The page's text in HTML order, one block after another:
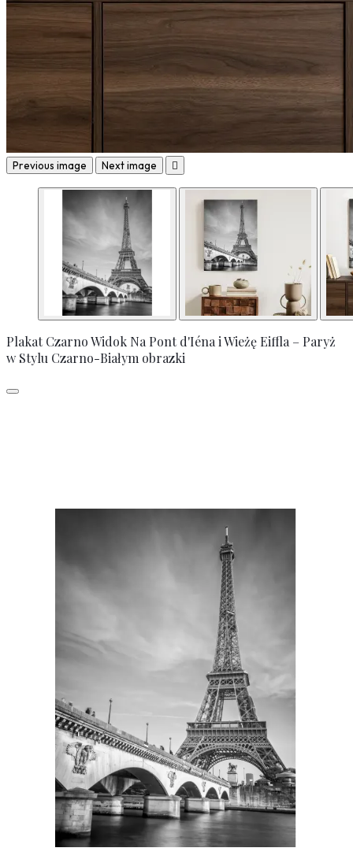
Previous image Next image 
Plakat Czarno Widok Na Pont d'Iéna i Wieżę Eiffla – Paryż
w Stylu Czarno-Białym obrazki